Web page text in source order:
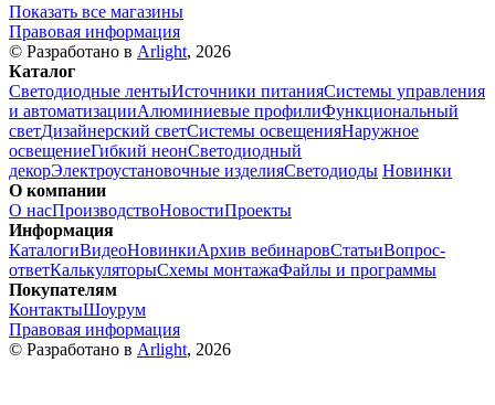
Показать все магазины
Правовая информация
© Разработано в Arlight, 2026
Каталог
Светодиодные лентыИсточники питанияСистемы управления
и автоматизацииАлюминиевые профилиФункциональный
светДизайнерский светСистемы освещенияНаружное
освещениеГибкий неонСветодиодный
декорЭлектроустановочные изделияСветодиоды Новинки
О компании
О насПроизводствоНовостиПроекты
Информация
КаталогиВидеоНовинкиАрхив вебинаровСтатьиВопрос-
ответКалькуляторыСхемы монтажаФайлы и программы
Покупателям
КонтактыШоурум
Правовая информация
© Разработано в Arlight, 2026